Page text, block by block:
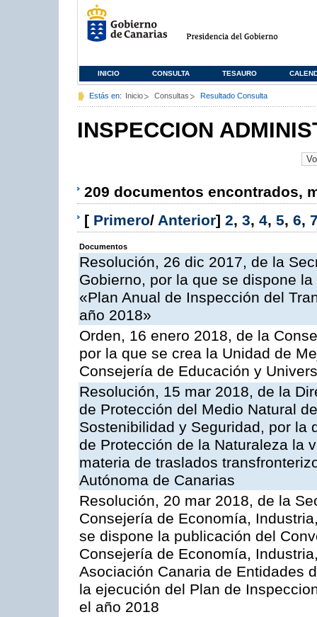
INICIO CONSULTA TESAURO
Estás en: Inicio Consultas Resultado Consulta
INSPECCION
209 documentos encontrados,
[ Primero/ Anterior] 2, 3, 4, 5, 6,
Documentos
Resolución, 26 dic 2017, de la
Gobierno, por la que se dispone
«Plan Anual de Inspección del
año 2018»
Orden, 16 enero 2018, de la
por la que se crea la Unidad de
Consejería de Educación y
Resolución, 15 mar 2018, de la
de Protección del Medio Natural
Sostenibilidad y Seguridad, por la
de Protección de la Naturaleza la
materia de traslados
Autónoma de Canarias
Resolución, 20 mar 2018, de la
Consejería de Economía,
se dispone la publicación del
Consejería de Economía,
Asociación Canaria de Entidades
la ejecución del Plan de
el año 2018